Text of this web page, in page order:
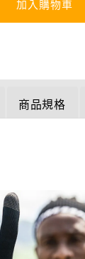
加入購物車
商品規格